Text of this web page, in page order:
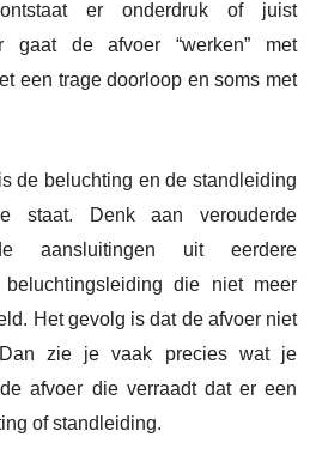
er onderdruk of juist
gaat de afvoer “werken” met
een trage doorloop en soms met
de beluchting en de standleiding
staat. Denk aan verouderde
aansluitingen uit eerdere
die niet meer
Het gevolg is dat de afvoer niet
zie je vaak precies wat je
afvoer die verraadt dat er een
of standleiding.